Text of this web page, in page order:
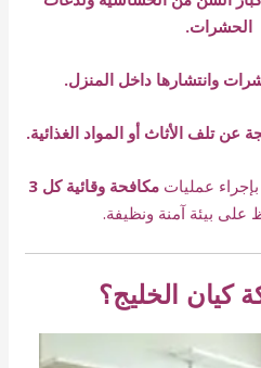
الحشرات.
وانتشارها داخل المنزل.
عن تلف الأثاث أو المواد الغذائية.
بإجراء عمليات
مكافحة وقائية كل 3
على بيئة آمنة ونظيفة.
الخليج؟